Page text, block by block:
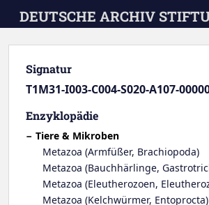
Skip to main content
DEUTSCHE ARCHIV
Signatur
T1M31-I003-C004-S020-A107-
Enzyklopädie
Tiere & Mikroben
Metazoa (Armfüßer, Brachiopoda)
Metazoa (Bauchhärlinge,
Metazoa (Eleutherozoen,
Metazoa (Kelchwürmer, Entoprocta)